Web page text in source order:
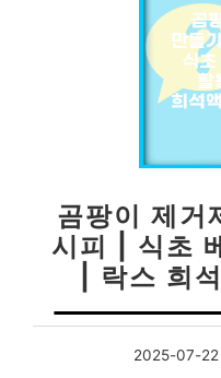
곰팡이 제거
시피 | 식초
| 락스 희
2025-07-22